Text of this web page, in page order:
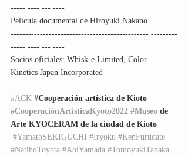
----- ---- --- ----
Película documental de Hiroyuki Nakano
----------------------------------------------- ---------
----- ---- --- ----
Socios oficiales: Whisk-e Limited, Color
Kinetics Japan Incorporated
#ACK #Cooperación artística de Kioto
#CooperaciónArtísticaKyoto2022 #Museo de
Arte KYOCERAM de la ciudad de Kioto
#YamatoSEKIGUCHI #Iryoku #KenFurudate
#NatihoToyota #AoiYamada #TomoyukiTanaka